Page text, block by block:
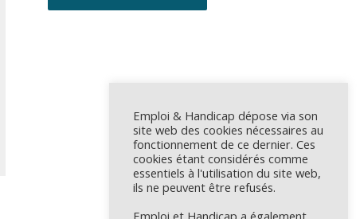
Emploi & Handicap dépose via son
site web des cookies nécessaires au
fonctionnement de ce dernier. Ces
cookies étant considérés comme
essentiels à l'utilisation du site web,
ils ne peuvent être refusés.
Emploi et Handicap a également